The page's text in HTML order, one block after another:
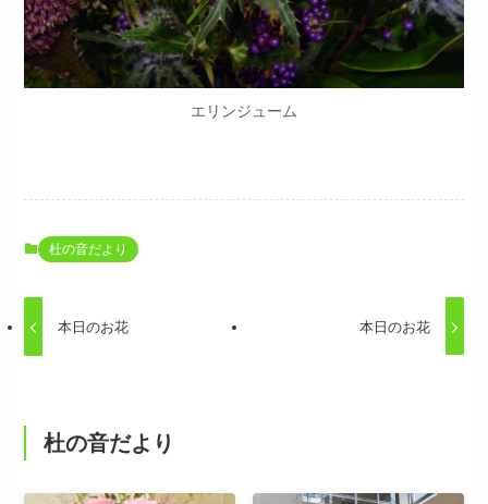
エリンジューム
杜の音だより
本日のお花 本日のお花
杜の音だより